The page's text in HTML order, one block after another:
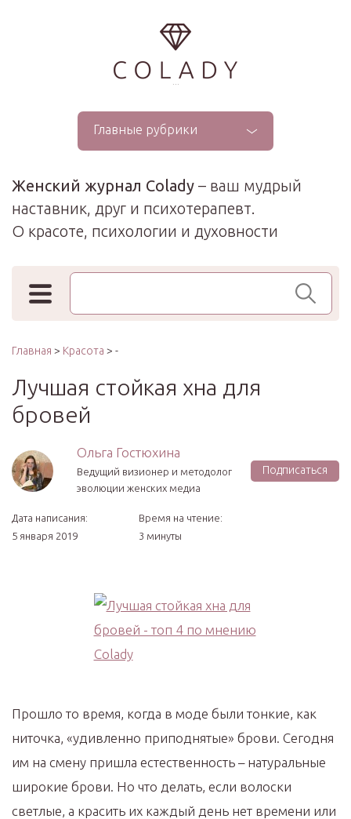
...
Главные рубрики
Женский журнал Colady – ваш мудрый
наставник, друг и психотерапевт.
О красоте, психологии и духовности
Поиск по сайту
Главная > Красота > -
Лучшая стойкая хна для
бровей
Ольга Гостюхина
Ведущий визионер и методолог
эволюции женских медиа
Подписаться
Дата написания:
5 января 2019
Время на чтение:
3 минуты
Прошло то время, когда в моде были тонкие, как
ниточка, «удивленно приподнятые» брови. Сегодня
им на смену пришла естественность – натуральные
широкие брови. Но что делать, если волоски
светлые, а красить их каждый день нет времени или